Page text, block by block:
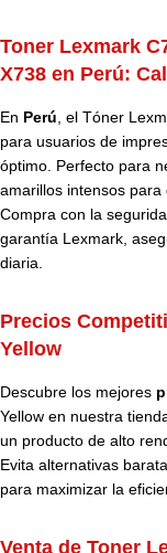
Toner Lexmark
X738 en Perú:
En Perú, el Tóner
para usuarios de
óptimo. Perfecto para
amarillos intensos
Compra con la
garantía Lexmark,
diaria.
Precios
Yellow
Descubre los mejores
Yellow en nuestra
un producto de alto
Evita alternativas
para maximizar la
Venta de Toner